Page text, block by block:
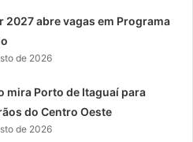
2027 abre vagas em Programa
de 2026
mira Porto de Itaguaí para
do Centro Oeste
de 2026